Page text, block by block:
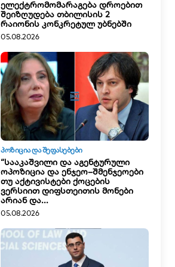
ელექტრომომარაგება დროებით
შეიზღუდება თბილისის 2
რაიონის კონკრეტულ უბნებში
05.08.2026
ᲞᲝᲖᲘᲪᲘᲐ ᲓᲐ ᲨᲔᲤᲐᲡᲔᲑᲔᲑᲘ
“სააკაშვილი და აგენტურული
ოპოზიცია და ენჯეო–შმენჯეოები
თუ აქტივისტები ქოცების
ვერსიით დიფსთეითის მონები
არიან და...
05.08.2026